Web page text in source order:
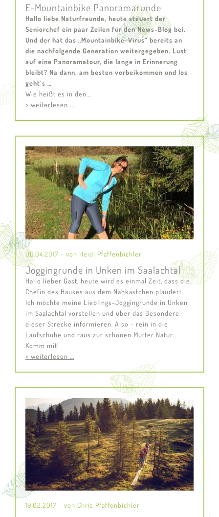
E-Mountainbike Panoramarunde
Hallo liebe Naturfreunde, heute steuert der
Seniorchef ein paar Zeilen für den News-Blog bei.
Und der hat das „Mountainbike-Virus“ bereits an
die nachfolgende Generation weitergegeben. Lust
auf eine Panoramatour, die lange in Erinnerung
bleibt? Na dann, am besten vorbeikommen und los
geht’s …
Wie heißt es in den…
> weiterlesen ...
06.04.2017 – von Heidi Pfaffenbichler
Joggingrunde in Unken im Saalachtal
Hallo lieber Gast, heute wird es einmal Zeit, dass die
Chefin des Hauses aus dem Nähkästchen plaudert.
Ich möchte meine Lieblings-Joggingrunde in Unken
im Saalachtal vorstellen und über das Besondere
dieser Strecke informieren. Also – rein in die
Laufschuhe und raus zur schönen Mutter Natur.
Komm mit!
> weiterlesen ...
19.02.2017 – von Chris Pfaffenbichler